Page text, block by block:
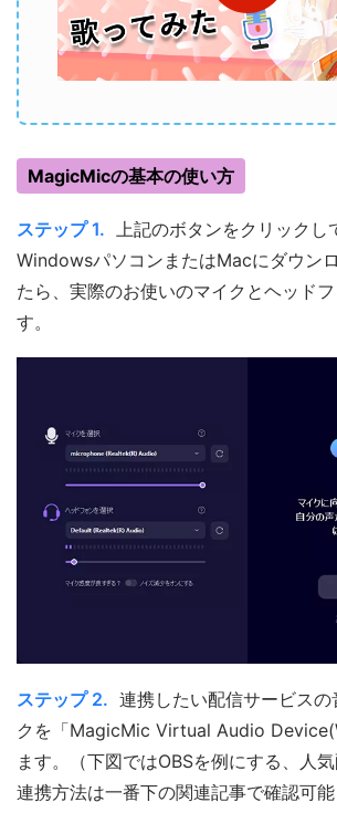
MagicMicの基本の使い方
ステップ 1.
上記のボタンをクリックし
WindowsパソコンまたはMacにダウン
たら、実際のお使いのマイクとヘッド
す。
ステップ 2. 連携したい配信サービスの
クを「MagicMic Virtual Audio
ます。（下図ではOBSを例にする、人
連携方法は一番下の関連記事で確認可能